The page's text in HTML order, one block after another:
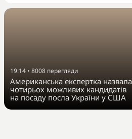
19:14 • 8008 перегляди
Американська експертка назвала
чотирьох можливих кандидатів
на посаду посла України у США